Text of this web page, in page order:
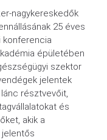
nagykereskedők
25 éves
konferencia
épületében
szektor
jelentek
résztvevőit,
és
akik a